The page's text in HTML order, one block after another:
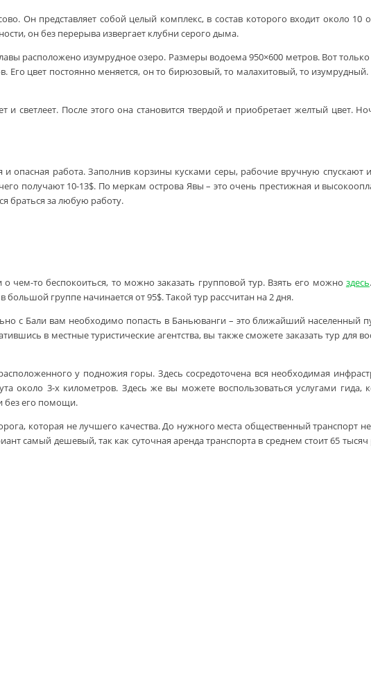
Он представляет собой целый комплекс, в состав которого входит около 10
он без перерыва извергает клубни серого дыма.
расположено изумрудное озеро. Размеры водоема 950×600 метров. Вот
Его цвет постоянно меняется, он то бирюзовый, то малахитовый, то
светлеет. После этого она становится твердой и приобретает желтый цвет.
опасная работа. Заполнив корзины кусками серы, рабочие вручную
получают 10-13$. По меркам острова Явы – это очень престижная и
браться за любую работу.
то беспокоиться, то можно заказать групповой тур. Взять его можно здесь
группе начинается от 95$. Такой тур рассчитан на 2 дня.
с Бали вам необходимо попасть в Баньюванги – это ближайший населенный
в местные туристические агентства, вы также сможете заказать тур для
у подножия горы. Здесь сосредоточена вся необходимая
около 3-х километров. Здесь же вы можете воспользоваться услугами гида,
без его помощи.
которая не лучшего качества. До нужного места общественный транспорт
самый дешевый, так как суточная аренда транспорта в среднем стоит 65